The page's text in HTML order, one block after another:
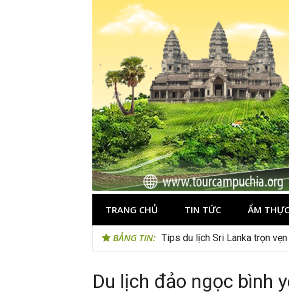
TRANG CHỦ TIN TỨC ẨM THỰC
BẢNG TIN: Tips du lịch Sri Lanka trọn
Du lịch đảo ngọc bình